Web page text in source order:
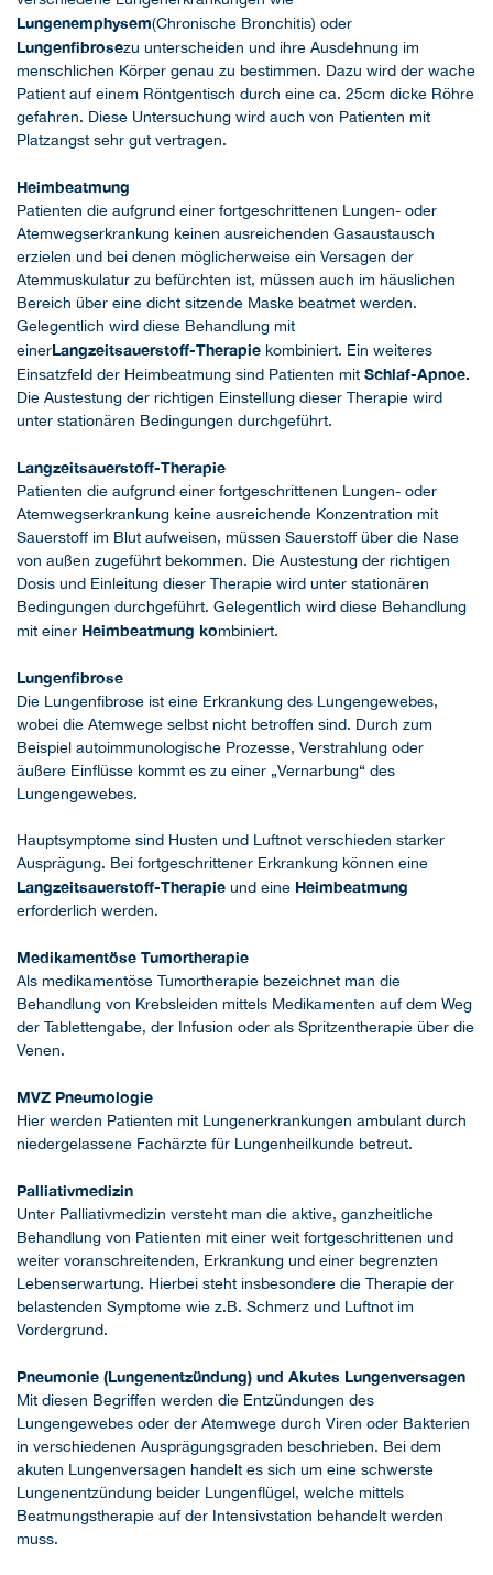
Lungenemphysem(Chronische Bronchitis) oder
Lungenfibrosezu unterscheiden und ihre Ausdehnung im
menschlichen Körper genau zu bestimmen. Dazu wird der wache
Patient auf einem Röntgentisch durch eine ca. 25cm dicke Röhre
gefahren. Diese Untersuchung wird auch von Patienten mit
Platzangst sehr gut vertragen.
Heimbeatmung
Patienten die aufgrund einer fortgeschrittenen Lungen- oder
Atemwegserkrankung keinen ausreichenden Gasaustausch
erzielen und bei denen möglicherweise ein Versagen der
Atemmuskulatur zu befürchten ist, müssen auch im häuslichen
Bereich über eine dicht sitzende Maske beatmet werden.
Gelegentlich wird diese Behandlung mit
einerLangzeitsauerstoff-Therapie kombiniert. Ein weiteres
Einsatzfeld der Heimbeatmung sind Patienten mit Schlaf-Apnoe.
Die Austestung der richtigen Einstellung dieser Therapie wird
unter stationären Bedingungen durchgeführt.
Langzeitsauerstoff-Therapie
Patienten die aufgrund einer fortgeschrittenen Lungen- oder
Atemwegserkrankung keine ausreichende Konzentration mit
Sauerstoff im Blut aufweisen, müssen Sauerstoff über die Nase
von außen zugeführt bekommen. Die Austestung der richtigen
Dosis und Einleitung dieser Therapie wird unter stationären
Bedingungen durchgeführt. Gelegentlich wird diese Behandlung
mit einer Heimbeatmung kombiniert.
Lungenfibrose
Die Lungenfibrose ist eine Erkrankung des Lungengewebes,
wobei die Atemwege selbst nicht betroffen sind. Durch zum
Beispiel autoimmunologische Prozesse, Verstrahlung oder
äußere Einflüsse kommt es zu einer „Vernarbung“ des
Lungengewebes.
Hauptsymptome sind Husten und Luftnot verschieden starker
Ausprägung. Bei fortgeschrittener Erkrankung können eine
Langzeitsauerstoff-Therapie und eine Heimbeatmung
erforderlich werden.
Medikamentöse Tumortherapie
Als medikamentöse Tumortherapie bezeichnet man die
Behandlung von Krebsleiden mittels Medikamenten auf dem Weg
der Tablettengabe, der Infusion oder als Spritzentherapie über die
Venen.
MVZ Pneumologie
Hier werden Patienten mit Lungenerkrankungen ambulant durch
niedergelassene Fachärzte für Lungenheilkunde betreut.
Palliativmedizin
Unter Palliativmedizin versteht man die aktive, ganzheitliche
Behandlung von Patienten mit einer weit fortgeschrittenen und
weiter voranschreitenden, Erkrankung und einer begrenzten
Lebenserwartung. Hierbei steht insbesondere die Therapie der
belastenden Symptome wie z.B. Schmerz und Luftnot im
Vordergrund.
Pneumonie (Lungenentzündung) und Akutes Lungenversagen
Mit diesen Begriffen werden die Entzündungen des
Lungengewebes oder der Atemwege durch Viren oder Bakterien
in verschiedenen Ausprägungsgraden beschrieben. Bei dem
akuten Lungenversagen handelt es sich um eine schwerste
Lungenentzündung beider Lungenflügel, welche mittels
Beatmungstherapie auf der Intensivstation behandelt werden
muss.